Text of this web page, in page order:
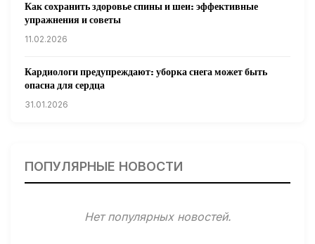
Как сохранить здоровье спины и шеи: эффективные
упражнения и советы
11.02.2026
Кардиологи предупреждают: уборка снега может быть
опасна для сердца
31.01.2026
31.01.2026
мобильных телефонов на здоровье
ПОПУЛЯРНЫЕ НОВОСТИ
Нет популярных новостей.